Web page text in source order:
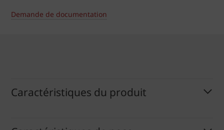
Demande de documentation
Caractéristiques du produit